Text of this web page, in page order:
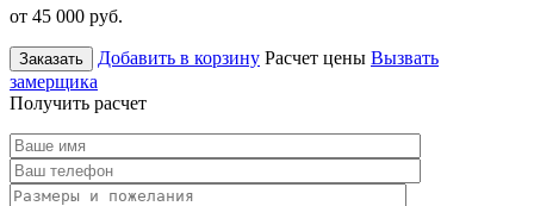
от 45 000 руб.
Заказать Добавить в корзину Расчет цены Вызвать
замерщика
Получить расчет